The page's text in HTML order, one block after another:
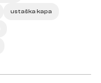
ustaška kapa